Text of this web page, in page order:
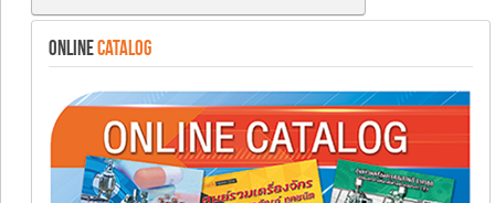
ONLINECATALOG